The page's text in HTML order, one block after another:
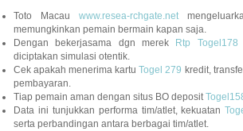
Toto Macauwww.resea-rchgate.net
memungkinkan pemain bermain kapan saja.
Dengan bekerjasama dgn merek
Rtp Togel178
diciptakan simulasi otentik.
Cek apakah menerima kartuTogel 279 kredit,
pembayaran.
Tiap pemain aman dengan situs BO deposit
Data ini tunjukkan performa tim/atlet, kekuatan
serta perbandingan antara berbagai tim/atlet.